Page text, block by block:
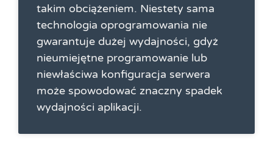
takim obciążeniem. Niestety sama
technologia oprogramowania nie
gwarantuje dużej wydajności, gdyż
nieumiejętne programowanie lub
niewłaściwa konfiguracja serwera
może spowodować znaczny spadek
wydajności aplikacji.